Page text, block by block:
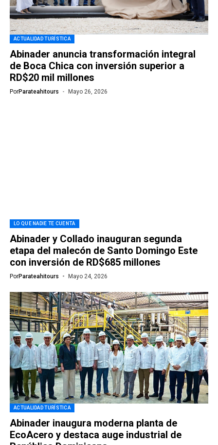
ACTUALIDAD TURÍSTICA
Abinader anuncia transformación integral
de Boca Chica con inversión superior a
RD$20 mil millones
PorParateahitours Mayo 26, 2026
LO QUE NADIE TE CUENTA
Abinader y Collado inauguran segunda
etapa del malecón de Santo Domingo Este
con inversión de RD$685 millones
PorParateahitours Mayo 24, 2026
ACTUALIDAD TURÍSTICA
Abinader inaugura moderna planta de
EcoAcero y destaca auge industrial de